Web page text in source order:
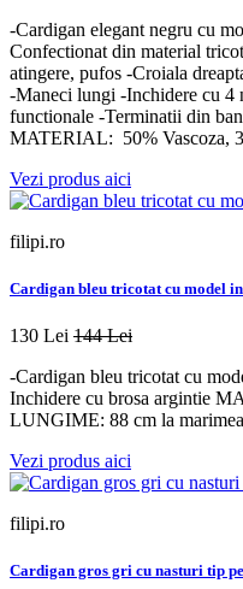
-Cardigan elegant negru cu
Confectionat din material
atingere, pufos -Croiala
-Maneci lungi -Inchidere cu 4
functionale -Terminatii din
MATERIAL: 50% Vascoza,
Vezi produs aici
filipi.ro
Cardigan bleu tricotat cu model
130 Lei 144 Lei
-Cardigan bleu tricotat cu
Inchidere cu brosa argintie
LUNGIME: 88 cm la
Vezi produs aici
filipi.ro
Cardigan gros gri cu nasturi tip